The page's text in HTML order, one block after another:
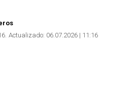
Actualizado: 06.07.2026 | 11:16